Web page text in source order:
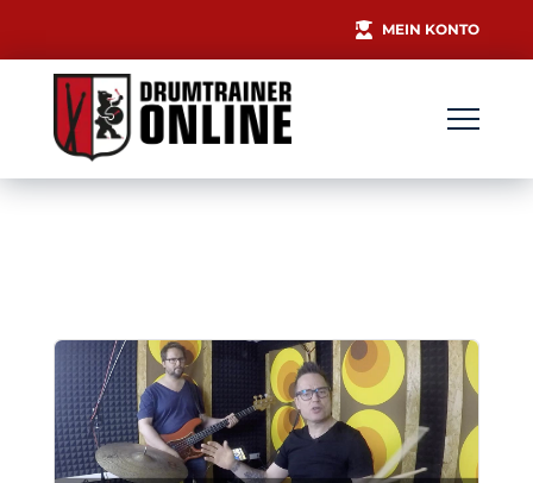
MEIN KONTO